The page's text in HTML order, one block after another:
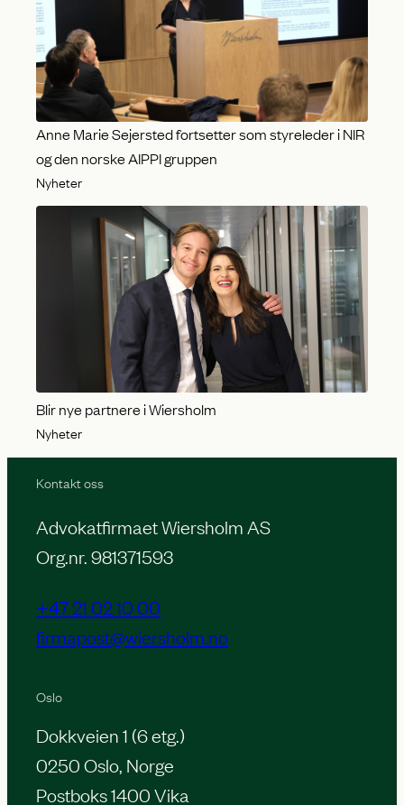
Anne Marie Sejersted fortsetter som styreleder i NIR
og den norske AIPPI gruppen
Nyheter
Blir nye partnere i Wiersholm
Nyheter
Kontakt oss
Advokatfirmaet Wiersholm AS
Org.nr. 981371593
+47 21 02 10 00
firmapost@wiersholm.no
Oslo
Dokkveien 1 (6 etg.)
0250 Oslo, Norge
Postboks 1400 Vika